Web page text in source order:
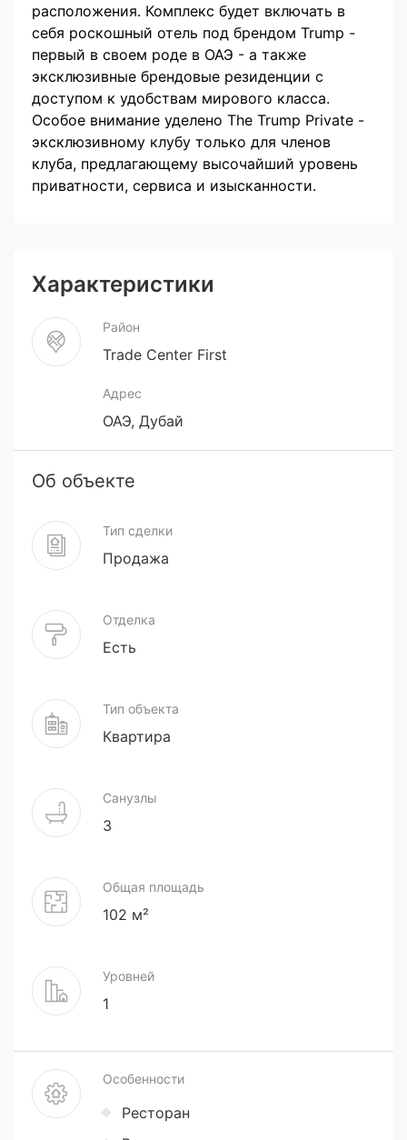
расположения. Комплекс будет включать в
себя роскошный отель под брендом Trump -
первый в своем роде в ОАЭ - а также
эксклюзивные брендовые резиденции с
доступом к удобствам мирового класса.
Особое внимание уделено The Trump Private -
эксклюзивному клубу только для членов
клуба, предлагающему высочайший уровень
приватности, сервиса и изысканности.
Характеристики
Район
Trade Center First
Адрес
ОАЭ, Дубай
Об объекте
Тип сделки
Продажа
Отделка
Есть
Тип объекта
Квартира
Санузлы
3
Общая площадь
102 м²
Уровней
1
Особенности
Ресторан